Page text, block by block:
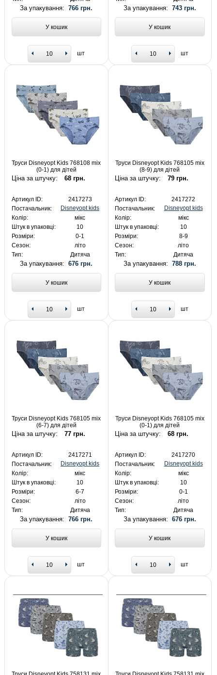
За упакування:766 грн.
У кошик
шт
За упакування: 743 грн.
У кошик
шт
Труси Disneyopt Kids 768108 mix
(0-1) для дітей
Ціна за штучку: 68 грн.
Артикул ID:
2417273
Постачальник:
Disneyopt kids
Колір:
мікс
Штук в упаковці:
10
Розміри:
0-1
Сезон:
літо
Тип:
Дитяча
За упакування:676 грн.
У кошик
шт
Труси Disneyopt Kids 768105 mix
(8-9) для дітей
Ціна за штучку: 79 грн.
Артикул ID:
2417272
Постачальник:
Disneyopt kids
Колір:
мікс
Штук в упаковці:
10
Розміри:
8-9
Сезон:
літо
Тип:
Дитяча
За упакування: 788 грн.
У кошик
шт
Труси Disneyopt Kids 768105 mix
(6-7) для дітей
Ціна за штучку: 77 грн.
Артикул ID:
2417271
Постачальник:
Disneyopt kids
Колір:
мікс
Штук в упаковці:
10
Розміри:
6-7
Сезон:
літо
Тип:
Дитяча
За упакування:766 грн.
У кошик
шт
Труси Disneyopt Kids 768105 mix
(0-1) для дітей
Ціна за штучку: 68 грн.
Артикул ID:
2417270
Постачальник:
Disneyopt kids
Колір:
мікс
Штук в упаковці:
10
Розміри:
0-1
Сезон:
літо
Тип:
Дитяча
За упакування: 676 грн.
У кошик
шт